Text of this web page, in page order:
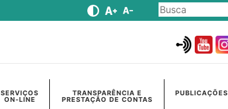
SERVIÇOS
ON-LINE
TRANSPARÊNCIA E
PRESTAÇÃO DE CONTAS
PUBLICAÇÕES